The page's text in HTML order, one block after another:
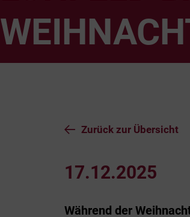
Zurück zur Übersicht
17.12.2025
Während der